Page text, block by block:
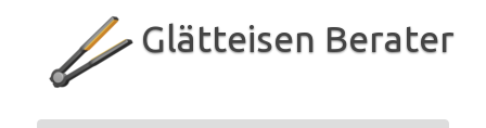
Glätteisen Berater